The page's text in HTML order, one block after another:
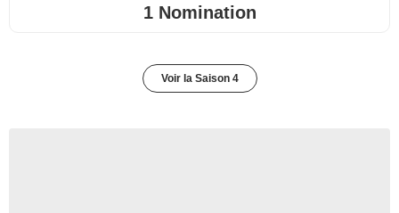
1 Nomination
Voir la Saison 4